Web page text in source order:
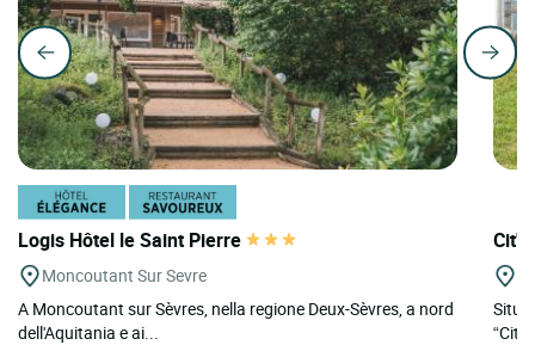
Logis Hôtel le Saint Pierre
Moncoutant Sur Sevre
A Moncoutant sur Sèvres, nella regione Deux-Sèvres, a nord
dell'Aquitania e ai...